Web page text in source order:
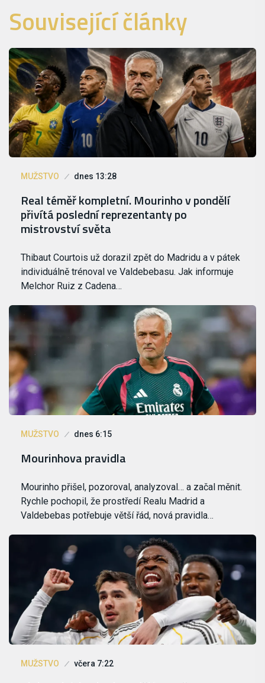
Související články
MUŽSTVO dnes 13:28
Real téměř kompletní. Mourinho v pondělí
přivítá poslední reprezentanty po
mistrovství světa
Thibaut Courtois už dorazil zpět do Madridu a v pátek
individuálně trénoval ve Valdebebasu. Jak informuje
Melchor Ruiz z Cadena…
MUŽSTVO dnes 6:15
Mourinhova pravidla
Mourinho přišel, pozoroval, analyzoval… a začal měnit.
Rychle pochopil, že prostředí Realu Madrid a
Valdebebas potřebuje větší řád, nová pravidla…
MUŽSTVO včera 7:22